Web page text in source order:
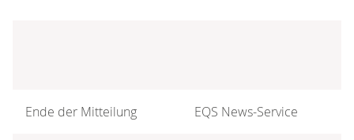
Ende der Mitteilung EQS News-Service